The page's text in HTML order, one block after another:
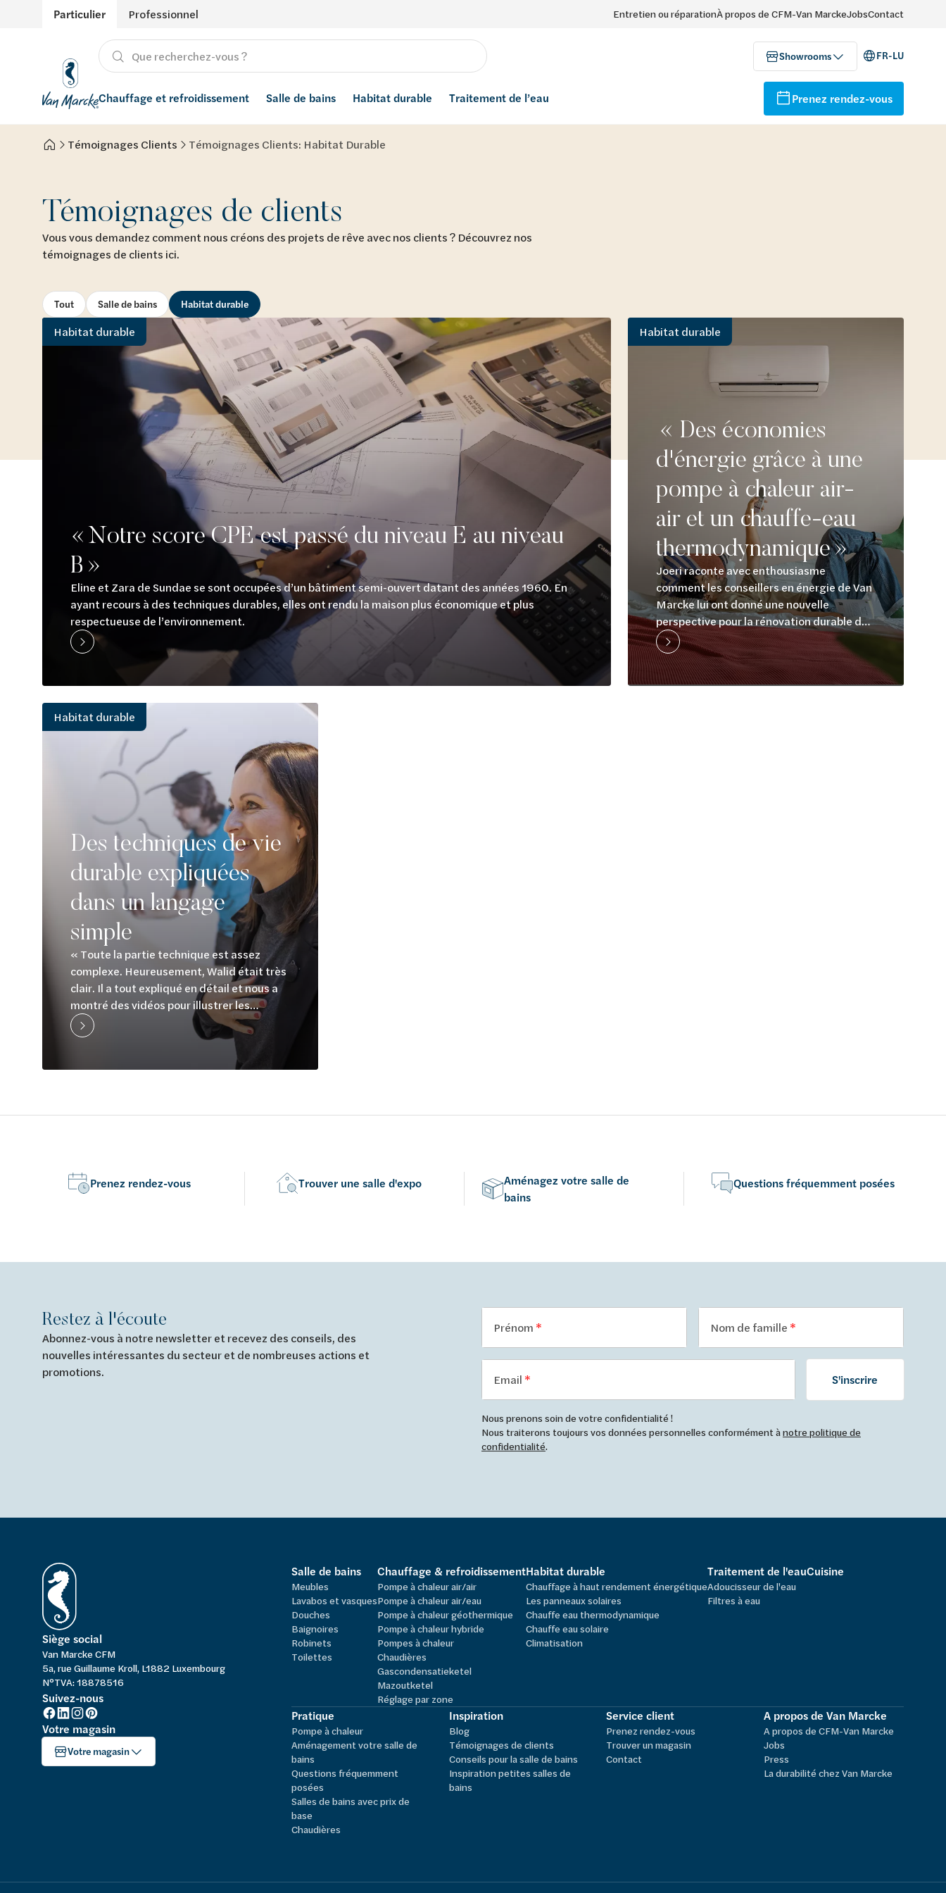
Particulier Professionnel Entretien ou réparationÀ propos de CFM-Van MarckeJobsContact
Showrooms FR-LU
Chauffage et refroidissement
Chauffage
Découvrez le chauffage et la climatisation
Tout sur le chauffage et la climatisation
Salle de bains
Produits
Inspiration
Styles
Découvrez la salle de bains
Tout pour la salle de bain
Habitat durable
Énergies renouvelables
Récupération de l'eau de pluie
Smart Home
Découvrez l'habitat durable
Tout sur l'habitat durable
Traitement de l’eau
Adoucisseurs d’eau
Découvrez le traitement de l'eau
Tout sur le traitement de l'eau
Prenez rendez-vous
Témoignages Clients Témoignages Clients: Habitat Durable
Témoignages de clients
Vous vous demandez comment nous créons des projets de rêve avec nos clients ? Découvrez nos
témoignages de clients ici.
Tout Salle de bains Habitat durable
Habitat durable
« Notre score CPE est passé du niveau E au niveau
B »
Eline et Zara de Sundae se sont occupées d’un bâtiment semi-ouvert datant des années 1960. En
ayant recours à des techniques durables, elles ont rendu la maison plus économique et plus
respectueuse de l’environnement.
Habitat durable
« Des économies
d'énergie grâce à une
pompe à chaleur air-
air et un chauffe-eau
thermodynamique »
Joeri raconte avec enthousiasme
comment les conseillers en énergie de Van
Marcke lui ont donné une nouvelle
perspective pour la rénovation durable du
système de chauffage de sa maison.
Habitat durable
Des techniques de vie
durable expliquées
dans un langage
simple
« Toute la partie technique est assez
complexe. Heureusement, Walid était très
clair. Il a tout expliqué en détail et nous a
montré des vidéos pour illustrer les
options et leur fonctionnement. »
Prenez rendez-vous Trouver une salle d'expo
Aménagez votre salle de
bains
Questions fréquemment posées
Restez à l'écoute
Abonnez-vous à notre newsletter et recevez des conseils, des
nouvelles intéressantes du secteur et de nombreuses actions et
promotions.
Prénom Nom de famille
Email S'inscrire
Nous prenons soin de votre confidentialité !
Nous traiterons toujours vos données personnelles conformément ànotre politique de
confidentialité.
Siège social
Van Marcke CFM
5a, rue Guillaume Kroll, L1882 Luxembourg
N°TVA: 18878516
Suivez-nous
Votre magasin
Votre magasin
Salle de bains
Meubles
Lavabos et vasques
Douches
Baignoires
Robinets
Toilettes
Chauffage & refroidissement
Pompe à chaleur air/air
Pompe à chaleur air/eau
Pompe à chaleur géothermique
Pompe à chaleur hybride
Pompes à chaleur
Chaudières
Gascondensatieketel
Mazoutketel
Réglage par zone
Habitat durable
Chauffage à haut rendement énergétique
Les panneaux solaires
Chauffe eau thermodynamique
Chauffe eau solaire
Climatisation
Traitement de l'eau
Adoucisseur de l'eau
Filtres à eau
Cuisine
Pratique
Pompe à chaleur
Aménagement votre salle de
bains
Questions fréquemment
posées
Salles de bains avec prix de
base
Chaudières
Inspiration
Blog
Témoignages de clients
Conseils pour la salle de bains
Inspiration petites salles de
bains
Service client
Prenez rendez-vous
Trouver un magasin
Contact
A propos de Van Marcke
A propos de CFM-Van Marcke
Jobs
Press
La durabilité chez Van Marcke